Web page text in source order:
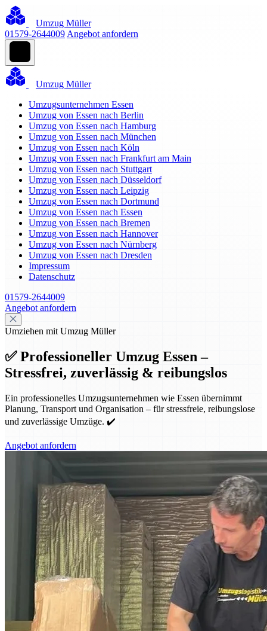
Umzug Müller
01579-2644009 Angebot anfordern
Umzug Müller
Umzugsunternehmen Essen
Umzug von Essen nach Berlin
Umzug von Essen nach Hamburg
Umzug von Essen nach München
Umzug von Essen nach Köln
Umzug von Essen nach Frankfurt am Main
Umzug von Essen nach Stuttgart
Umzug von Essen nach Düsseldorf
Umzug von Essen nach Leipzig
Umzug von Essen nach Dortmund
Umzug von Essen nach Essen
Umzug von Essen nach Bremen
Umzug von Essen nach Hannover
Umzug von Essen nach Nürnberg
Umzug von Essen nach Dresden
Impressum
Datenschutz
01579-2644009
Angebot anfordern
Umziehen mit Umzug Müller
✅ Professioneller Umzug Essen –
Stressfrei, zuverlässig & reibungslos
Ein professionelles Umzugsunternehmen wie Essen übernimmt
Planung, Transport und Organisation – für stressfreie, reibungslose
und zuverlässige Umzüge. ✔️
Angebot anfordern